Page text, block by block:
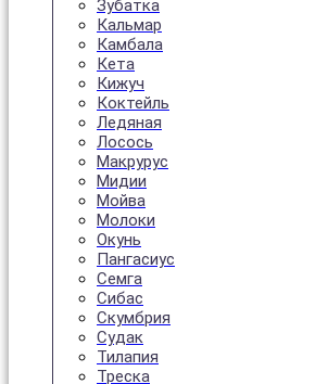
Зубатка
Кальмар
Камбала
Кета
Кижуч
Коктейль
Ледяная
Лосось
Макрурус
Мидии
Мойва
Молоки
Окунь
Пангасиус
Семга
Сибас
Скумбрия
Судак
Тилапия
Треска